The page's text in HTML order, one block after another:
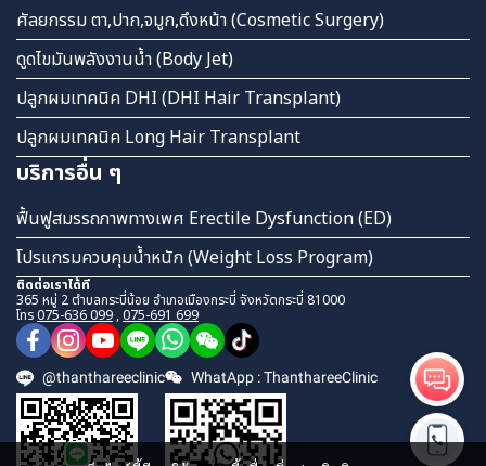
ศัลยกรรม ตา,ปาก,จมูก,ดึงหน้า (Cosmetic Surgery)
ดูดไขมันพลังงานน้ำ (Body Jet)
ปลูกผมเทคนิค DHI (DHI Hair Transplant)
ปลูกผมเทคนิค Long Hair Transplant
บริการอื่น ๆ
ฟื้นฟูสมรรถภาพทางเพศ Erectile Dysfunction (ED)
โปรแกรมควบคุมน้ำหนัก (Weight Loss Program)
ติดต่อเราได้ที่
365 หมู่ 2 ตำบลกระบี่น้อย อำเภอเมืองกระบี่ จังหวัดกระบี่ 81000
โทร075-636 099,075-691 699
@thanthareeclinic WhatApp : ThanthareeClinic